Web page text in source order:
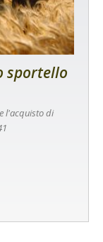
sportello
l'acquisto di